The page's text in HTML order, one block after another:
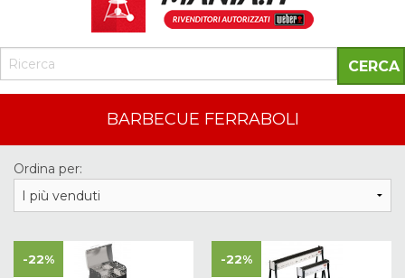
BARBECUE FERRABOLI
Ordina per:
-22% -22%